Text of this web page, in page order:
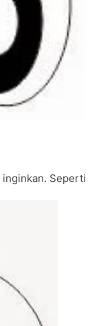
inginkan. Seperti